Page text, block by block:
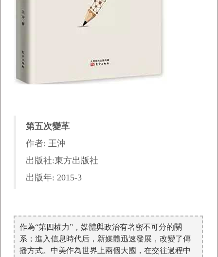
第五次變革
作者: 王沖
出版社:東方出版社
出版年: 2015-3
作為“第四權力”，媒體與政治有著密不可分的關
系；進入信息時代后，新媒體迅速發展，改變了傳
播方式。中美作為世界上兩個大國，在交往過程中